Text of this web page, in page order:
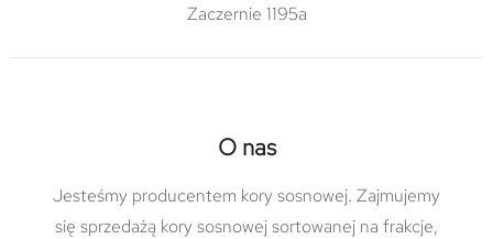
Zaczernie 1195a
O nas
Jesteśmy producentem kory sosnowej. Zajmujemy
się sprzedażą kory sosnowej sortowanej na frakcje,